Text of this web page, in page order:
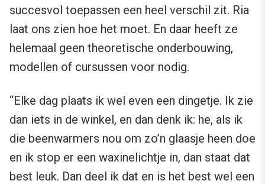
succesvol toepassen een heel verschil zit. Ria
laat ons zien hoe het moet. En daar heeft ze
helemaal geen theoretische onderbouwing,
modellen of cursussen voor nodig.
“Elke dag plaats ik wel even een dingetje. Ik zie
dan iets in de winkel, en dan denk ik: he, als ik
die beenwarmers nou om zo’n glaasje heen doe
en ik stop er een waxinelichtje in, dan staat dat
best leuk. Dan deel ik dat en is het best wel een